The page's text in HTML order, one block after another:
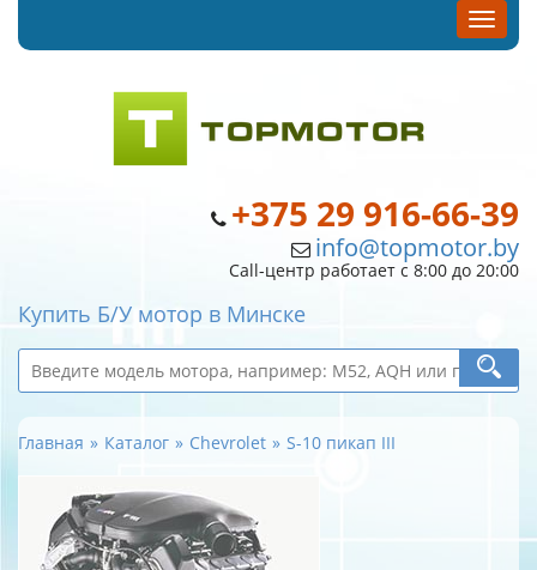
+375 29 916-66-39
info@topmotor.by
Call-центр работает с 8:00 до 20:00
Купить Б/У мотор в Минске
Главная Каталог Chevrolet S-10 пикап III